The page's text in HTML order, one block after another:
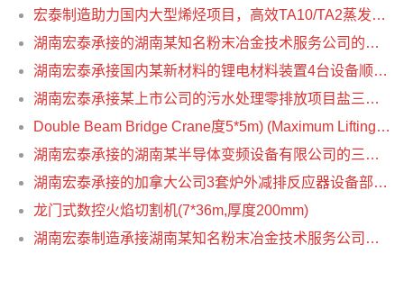
宏泰制造助力国内大型烯烃项目，高效TA10/TA2蒸发器交付内蒙古
湖南宏泰承接的湖南某知名粉末冶金技术服务公司的一套大型双壳真空粉末冶金烧结炉顺利交付
湖南宏泰承接国内某新材料的锂电材料装置4台设备顺利完工发货
湖南宏泰承接某上市公司的污水处理零排放项目盐三效结晶蒸发设备顺利完工出厂
Double Beam Bridge Crane度5*5m) (Maximum Lifting: 100t)
湖南宏泰承接的湖南某半导体变频设备有限公司的三套压力炉壳顺利出厂
湖南宏泰承接的加拿大公司3套炉外减排反应器设备部件顺利完工出厂
龙门式数控火焰切割机(7*36m,厚度200mm)
湖南宏泰制造承接湖南某知名粉末冶金技术服务公司的两套夹套式真空粉末冶金烧结炉顺利出厂